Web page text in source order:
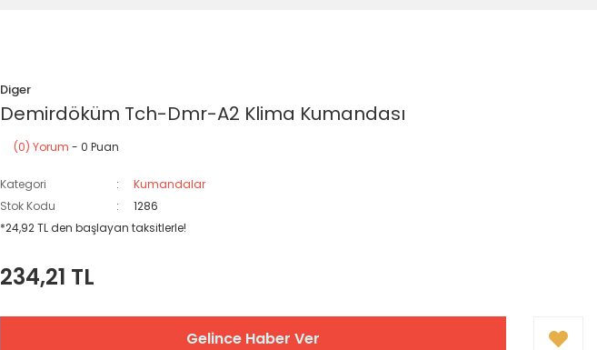
Diger
Demirdöküm Tch-Dmr-A2 Klima Kumandası
(0) Yorum - 0 Puan
Kategori
Kumandalar
Stok Kodu
1286
*24,92 TL den başlayan taksitlerle!
234,21 TL
Gelince Haber Ver